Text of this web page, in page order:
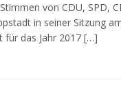
von CDU, SPD,
in seiner Sitzung
für das Jahr 2017 […]